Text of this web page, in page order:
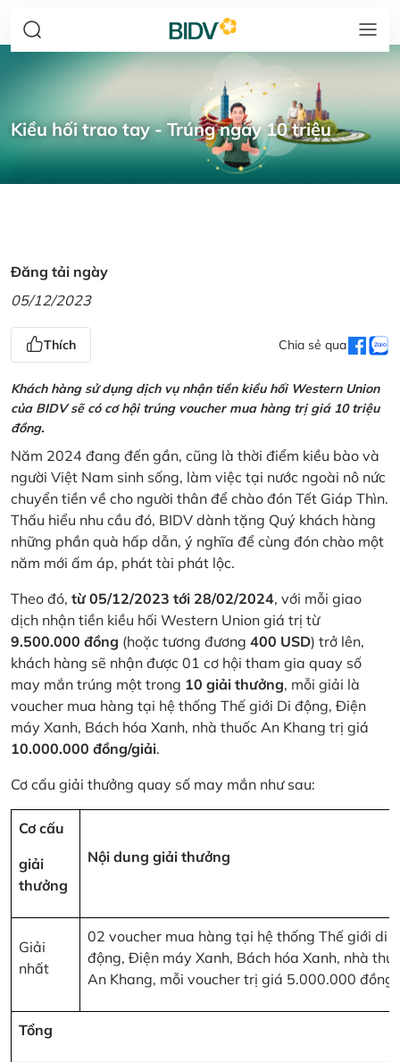
Kiều hối trao tay - Trúng ngay 10 triệu
Đăng tải ngày
05/12/2023
Thích Chia sẻ qua
Khách hàng sử dụng dịch vụ nhận tiền kiều hối Western Union
của BIDV sẽ có cơ hội trúng voucher mua hàng trị giá 10 triệu
đồng.
Năm 2024 đang đến gần, cũng là thời điểm kiều bào và
người Việt Nam sinh sống, làm việc tại nước ngoài nô nức
chuyển tiền về cho người thân để chào đón Tết Giáp Thìn.
Thấu hiểu nhu cầu đó, BIDV dành tặng Quý khách hàng
những phần quà hấp dẫn, ý nghĩa để cùng đón chào một
năm mới ấm áp, phát tài phát lộc.
Theo đó, từ 05/12/2023 tới 28/02/2024, với mỗi giao
dịch nhận tiền kiều hối Western Union giá trị từ
9.500.000 đồng (hoặc tương đương 400 USD) trở lên,
khách hàng sẽ nhận được 01 cơ hội tham gia quay số
may mắn trúng một trong 10 giải thưởng, mỗi giải là
voucher mua hàng tại hệ thống Thế giới Di động, Điện
máy Xanh, Bách hóa Xanh, nhà thuốc An Khang trị giá
10.000.000 đồng/giải.
Cơ cấu giải thưởng quay số may mắn như sau:
Cơ cấu
giải
thưởng
Nội dung giải thưởng
Giải
nhất
02 voucher mua hàng tại hệ thống Thế giới di
động, Điện máy Xanh, Bách hóa Xanh, nhà
An Khang, mỗi voucher trị giá 5.000.000 đồng
Tổng